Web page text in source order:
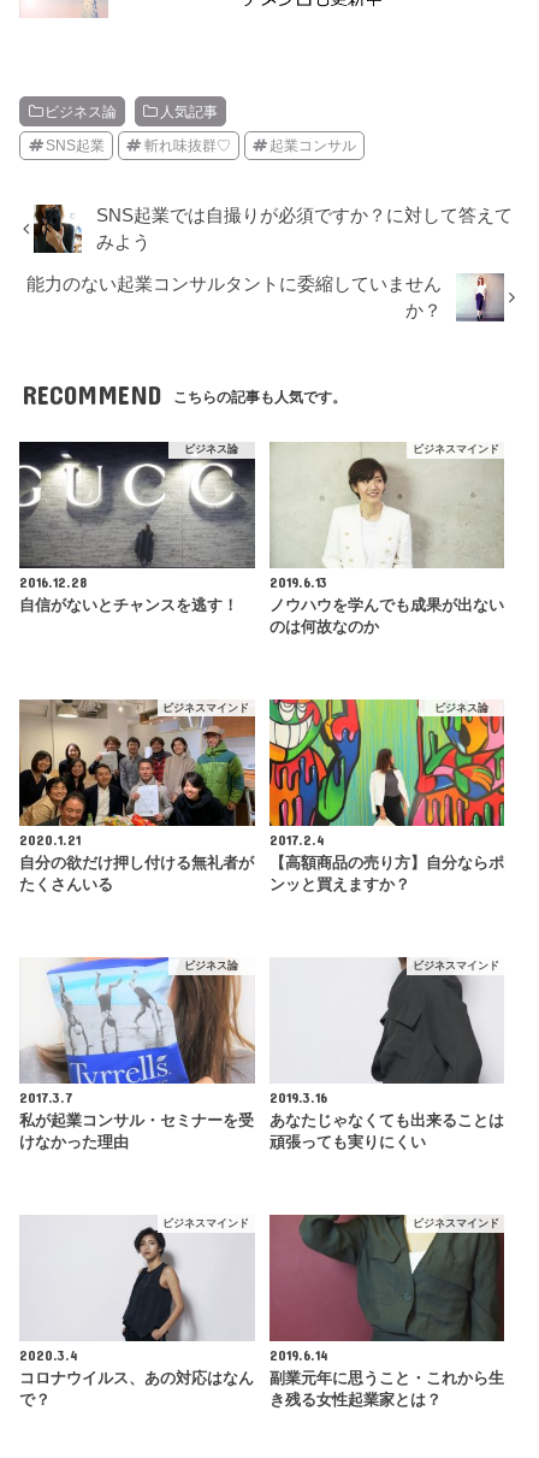
ビジネス論 人気記事
SNS起業 斬れ味抜群♡ 起業コンサル
SNS起業では自撮りが必須ですか？に対して答えて
みよう
能力のない起業コンサルタントに委縮していません
か？
RECOMMEND こちらの記事も人気です。
ビジネス論
2016.12.28
自信がないとチャンスを逃す！
ビジネスマインド
2019.6.13
ノウハウを学んでも成果が出ない
のは何故なのか
ビジネスマインド
2020.1.21
自分の欲だけ押し付ける無礼者が
たくさんいる
ビジネス論
2017.2.4
【高額商品の売り方】自分ならポ
ンッと買えますか？
ビジネス論
2017.3.7
私が起業コンサル・セミナーを受
けなかった理由
ビジネスマインド
2019.3.16
あなたじゃなくても出来ることは
頑張っても実りにくい
ビジネスマインド
2020.3.4
コロナウイルス、あの対応はなん
で？
ビジネスマインド
2019.6.14
副業元年に思うこと・これから生
き残る女性起業家とは？